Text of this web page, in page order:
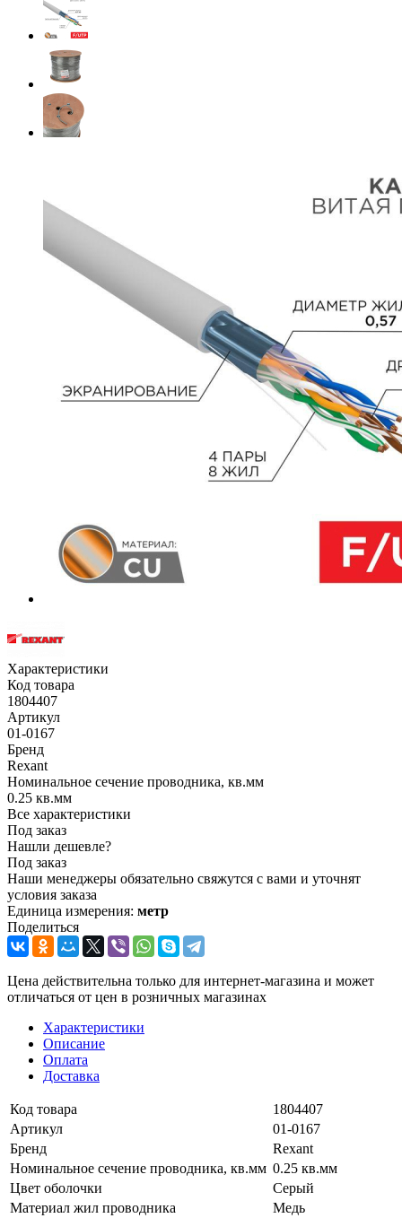
Характеристики
Код товара
1804407
Артикул
01-0167
Бренд
Rexant
Номинальное сечение проводника, кв.мм
0.25 кв.мм
Все характеристики
Под заказ
Нашли дешевле?
Под заказ
Наши менеджеры обязательно свяжутся с вами и уточнят
условия заказа
Единица измерения: метр
Поделиться
Цена действительна только для интернет-магазина и может
отличаться от цен в розничных магазинах
Характеристики
Описание
Оплата
Доставка
Код товара
1804407
Артикул
01-0167
Бренд
Rexant
Номинальное сечение проводника, кв.мм 0.25 кв.мм
Цвет оболочки
Серый
Материал жил проводника
Медь